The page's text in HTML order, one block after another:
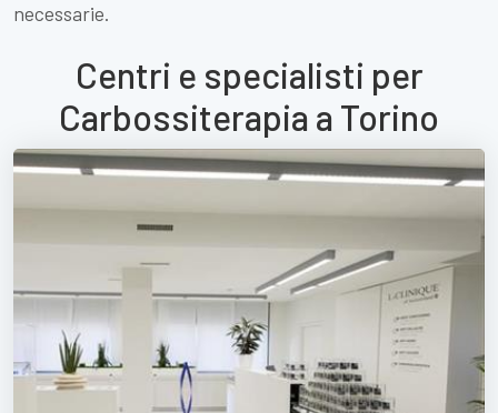
necessarie.
Centri e specialisti per
Carbossiterapia a Torino